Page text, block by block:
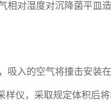
对湿度对沉降菌平皿造
入的空气将撞击安装
仪，采取规定体积后